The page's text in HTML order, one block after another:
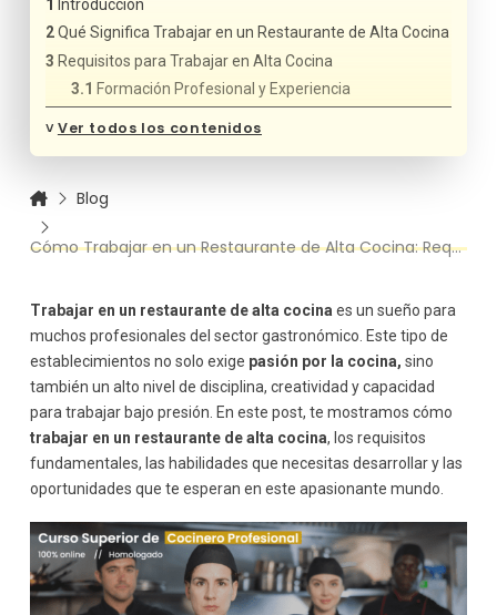
Introducción
Qué Significa Trabajar en un Restaurante de Alta Cocina
Requisitos para Trabajar en Alta Cocina
Formación Profesional y Experiencia
Creatividad Gastronómica
Conocimiento de Ingredientes y Maridaje
Oportunidades Profesionales
Consejos para Ingresar en la Alta Cocina
Retos y Recompensas de Trabajar en Alta Cocina
Conclusión: Prepararte para el Éxito en Alta Cocina
˅Ver todos los contenidos
Blog
Cómo Trabajar en un Restaurante de Alta Cocina: Requisitos y Habilidades
Trabajar en un restaurante de alta cocina es un sueño para
muchos profesionales del sector gastronómico. Este tipo de
establecimientos no solo exige pasión por la cocina, sino
también un alto nivel de disciplina, creatividad y capacidad
para trabajar bajo presión. En este post, te mostramos cómo
trabajar en un restaurante de alta cocina, los requisitos
fundamentales, las habilidades que necesitas desarrollar y las
oportunidades que te esperan en este apasionante mundo.